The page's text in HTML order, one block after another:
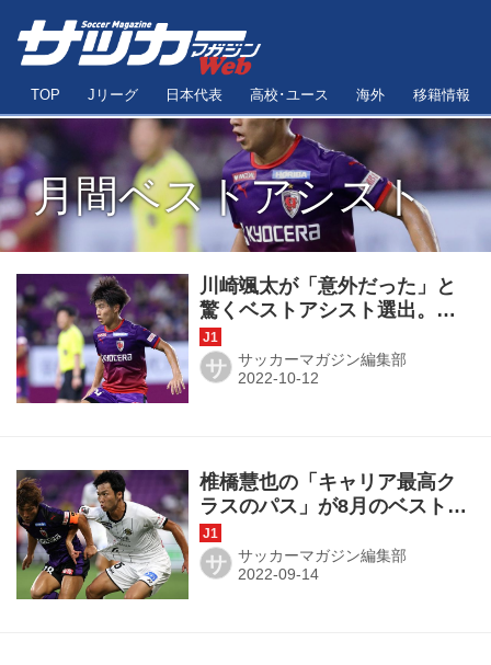
TOP Jリーグ 日本代表 高校･ユース 海外 移籍情報
月間ベストアシスト
川崎颯太が「意外だった」と
驚くベストアシスト選出。で
も「100点のパスだったと思い
ます」【月間表彰インタビュ
ー】
サ サッカーマガジン編集部
椎橋慧也の「キャリア最高ク
ラスのパス」が8月のベストア
シスト！ 狙いは「ぶつける感
じ、でもちょっと優しく」
【月間表彰インタビュー】
サ サッカーマガジン編集部